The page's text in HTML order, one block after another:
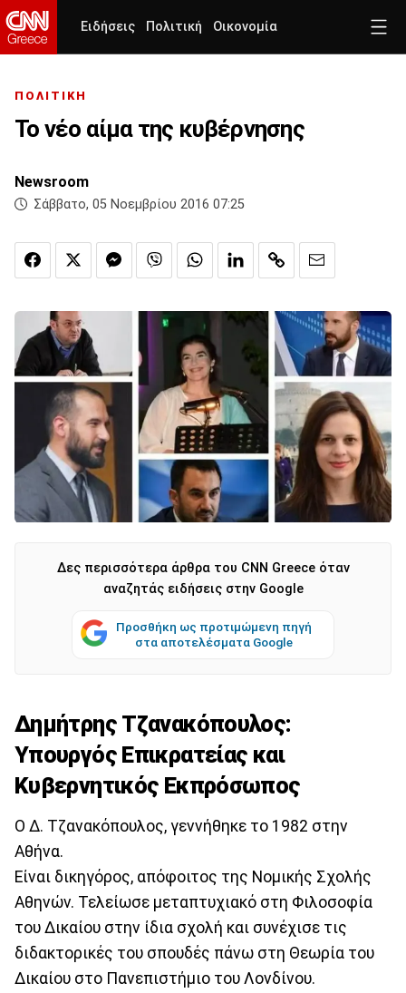
Ειδήσεις Πολιτική Οικονομία
ΠΟΛΙΤΙΚΗ
Το νέο αίμα της κυβέρνησης
Newsroom
Σάββατο, 05 Νοεμβρίου 2016 07:25
Δες περισσότερα άρθρα του CNN Greece όταν
αναζητάς ειδήσεις στην Google
Προσθήκη ως προτιμώμενη πηγή
στα αποτελέσματα Google
Δημήτρης Τζανακόπουλος:
Υπουργός Επικρατείας και
Κυβερνητικός Εκπρόσωπος
Ο Δ. Τζανακόπουλος, γεννήθηκε το 1982 στην
Αθήνα.
Είναι δικηγόρος, απόφοιτος της Νομικής Σχολής
Αθηνών. Τελείωσε μεταπτυχιακό στη Φιλοσοφία
του Δικαίου στην ίδια σχολή και συνέχισε τις
διδακτορικές του σπουδές πάνω στη Θεωρία του
Δικαίου στο Πανεπιστήμιο του Λονδίνου.